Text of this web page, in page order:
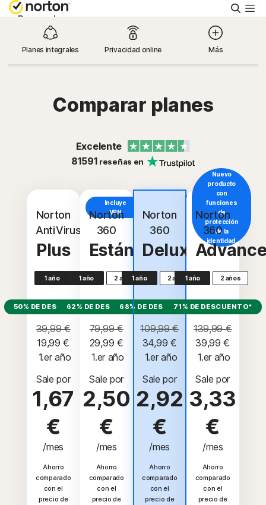
Personal
Small Business
Asistencia
Iniciar sesión
Planes integrales Privacidad online Más
Comparar planes
Excelente
81591 reseñas en
Norton
AntiVirus
Plus
1 año
50% DE DESCUENTO*
39,99 €
19,99 €
1.er año
Sale por
1,67
€
/mes
Ahorro
comparado
con el
precio de
Incluye
VPN
Norton
360
Estándar
1 año 2 años
62% DE DESCUENTO*
79,99 €
29,99 €
1.er año
Sale por
2,50
€
/mes
Ahorro
comparado
con el
precio de
VPN
Norton
360
Deluxe
1 año 2 años
68% DE DESCUENTO*
109,99 €
34,99 €
1.er año
Sale por
2,92
€
/mes
Ahorro
comparado
con el
precio de
Nuevo
producto
con
funciones
de
protección
de la
identidad.
Norton
360
1 año 2 años
71% DE DESCUENTO*
139,99 €
39,99 €
1.er año
Sale por
3,33
€
/mes
Ahorro
comparado
con el
precio de